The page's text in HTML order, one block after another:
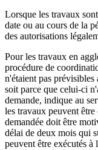
Lorsque les travaux
date ou au cours de la
des autorisations
Pour les travaux en
procédure de
n'étaient pas
soit parce que celui-ci
demande, indique au
les travaux peuvent
demandée doit être
délai de deux mois qui
peuvent être exécutés à